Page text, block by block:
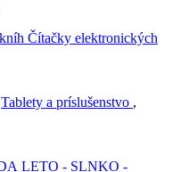
Čítačky elektronických
Tablety a príslušenstvo ,
LETO - SLNKO -